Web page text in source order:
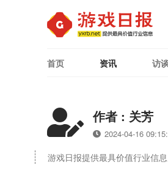
首页 资讯 访
作者 : 关芳
2024-04-16
游戏日报提供最具价值行业信息